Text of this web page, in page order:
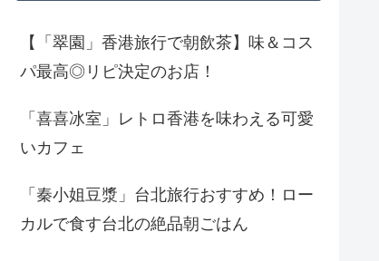
【「翠園」香港旅行で朝飲茶】味＆コス
パ最高◎リピ決定のお店！
「喜喜冰室」レトロ香港を味わえる可愛
いカフェ
「秦小姐豆漿」台北旅行おすすめ！ロー
カルで食す台北の絶品朝ごはん